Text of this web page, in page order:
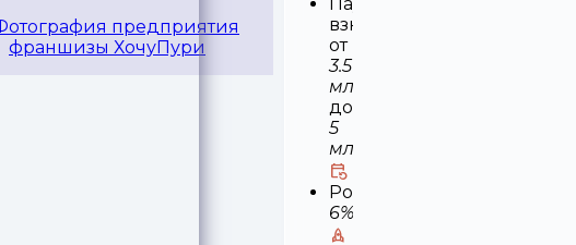
Паушальный
взнос
от
3.5
млн
до
5
млн
Роялти
6%